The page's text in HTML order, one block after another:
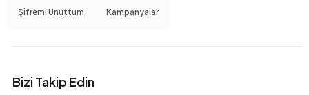
Şifremi Unuttum Kampanyalar
Bizi Takip Edin